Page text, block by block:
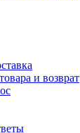
и возврат